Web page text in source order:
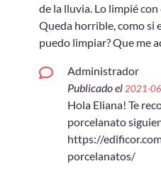
de la lluvia. Lo limpié
Queda horrible, como si
puedo limpiar? Que me
Administrador
Publicado el 2021-
Hola Eliana! Te
porcelanato
https://
porcelanatos/